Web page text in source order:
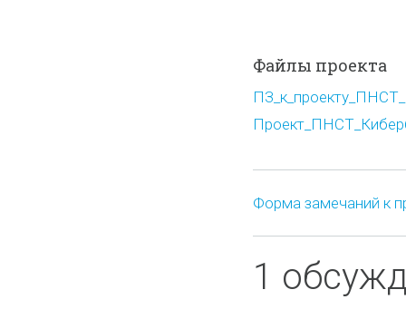
Файлы проекта
Форма замечаний к
1